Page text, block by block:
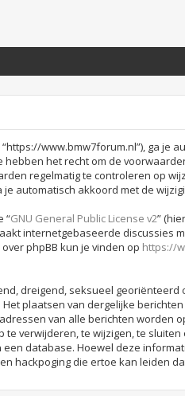
www.bmw7forum.nl”), ga
het recht om de
regelmatig te controleren op
je automatisch akkoord met de
“GNU General Public License v2”
internetgebaseerde discussies
phpBB kun je vinden op https://
dreigend, seksueel
plaatsen van dergelijke
van alle berichten worden
verwijderen, te wijzigen, te
database. Hoewel deze
hackpoging die ertoe kan leiden